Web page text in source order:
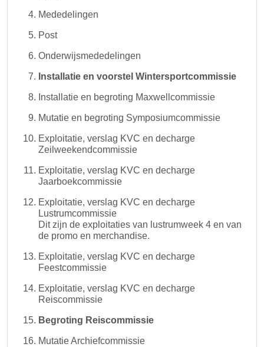
Mededelingen
Post
Onderwijsmededelingen
Installatie en voorstel Wintersportcommissie
Installatie en begroting Maxwellcommissie
Mutatie en begroting Symposiumcommissie
Exploitatie, verslag KVC en decharge
Zeilweekendcommissie
Exploitatie, verslag KVC en decharge
Jaarboekcommissie
Exploitatie, verslag KVC en decharge
Lustrumcommissie
Dit zijn de exploitaties van lustrumweek 4 en van
de promo en merchandise.
Exploitatie, verslag KVC en decharge
Feestcommissie
Exploitatie, verslag KVC en decharge
Reiscommissie
Begroting Reiscommissie
Mutatie Archiefcommissie